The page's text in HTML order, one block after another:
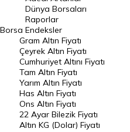
Geçmiş Kapanışlar
Dünya Borsaları
Raporlar
Endeksler
DÖVİZ
Döviz Kuru
Dolar Kuru
Borsa
Dünya Borsaları
Raporlar
Endeksler
Gram Altın Fiyatı
Çeyrek Altın Fiyatı
Cumhuriyet Altını Fiyatı
Tam Altın Fiyatı
Yarım Altın Fiyatı
Has Altın Fiyatı
Ons Altın Fiyatı
22 Ayar Bilezik Fiyatı
Altın KG (Dolar) Fiyatı